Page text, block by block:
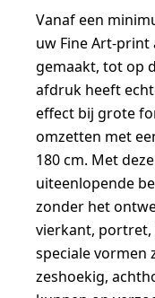
Vanaf een
uw Fine Art-
gemaakt, tot op
afdruk heeft
effect bij grote
omzetten met
180 cm. Met
uiteenlopende
zonder het
vierkant, portret,
speciale vormen
zeshoekig,